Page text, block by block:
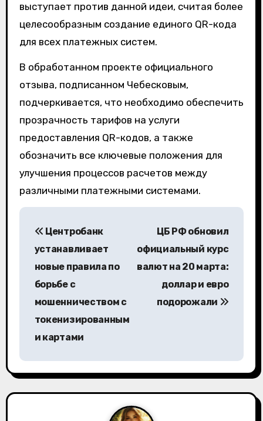
выступает против данной идеи, считая более
целесообразным создание единого QR-кода
для всех платежных систем.
В обработанном проекте официального
отзыва, подписанном Чебесковым,
подчеркивается, что необходимо обеспечить
прозрачность тарифов на услуги
предоставления QR-кодов, а также
обозначить все ключевые положения для
улучшения процессов расчетов между
различными платежными системами.
ц
и
Центробанк
устанавливает
новые правила по
борьбе с
мошенничеством с
токенизированным
и картами
ЦБ РФ обновил
официальный курс
валют на 20 марта:
доллар и евро
подорожали